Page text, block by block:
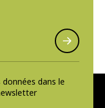
dans le